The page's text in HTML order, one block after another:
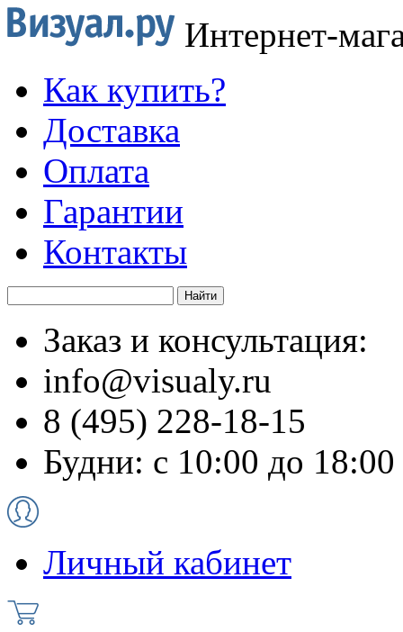
Интернет-
Как купить?
Доставка
Оплата
Гарантии
Контакты
Заказ и консультация:
info@visualy.ru
8 (495) 228-18-15
Будни: с 10:00 до 18:00
Личный кабинет